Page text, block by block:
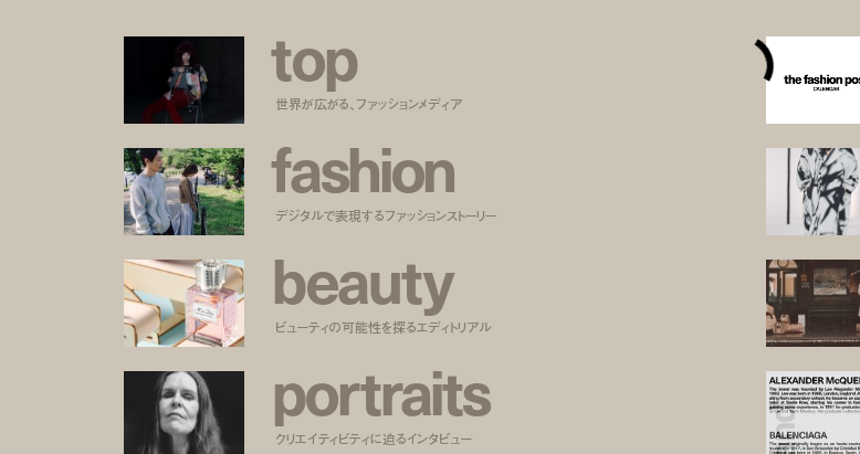
top
世界が広がる、ファッションメディア
fashion
デジタルで表現するファッションストーリー
beauty
ビューティの可能性を探るエディトリアル
portraits
クリエイティビティに迫るインタビュー